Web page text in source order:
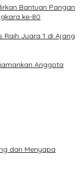
Bantuan Pangan
ke-80
Raih Juara 1 di Ajang
Anggota
dan Menyapa